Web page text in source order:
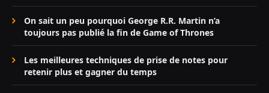
On sait un peu pourquoi George R.R. Martin n’a
toujours pas publié la fin de Game of Thrones
Les meilleures techniques de prise de notes pour
retenir plus et gagner du temps